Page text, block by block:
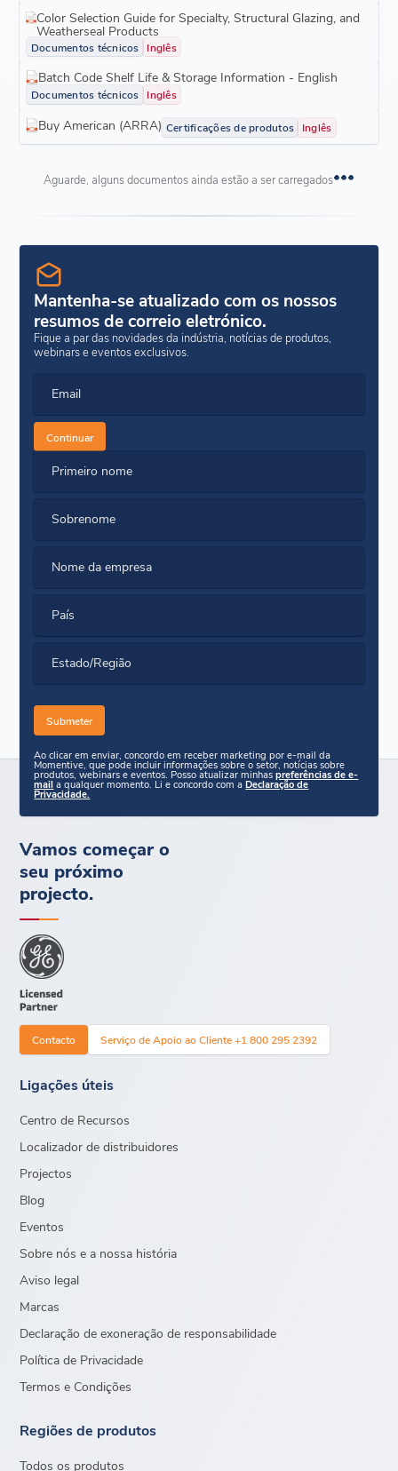
Color Selection Guide for Specialty, Structural Glazing, and
Weatherseal Products
Documentos técnicos Inglês
Batch Code Shelf Life & Storage Information - English
Documentos técnicos Inglês
Buy American (ARRA) Certificações de produtos Inglês
Aguarde, alguns documentos ainda estão a ser carregados
Mantenha-se atualizado com os nossos
resumos de correio eletrónico.
Fique a par das novidades da indústria, notícias de produtos,
webinars e eventos exclusivos.
Email
Continuar
Primeiro nome
Sobrenome
Nome da empresa
País
Estado/Região
Ao clicar em enviar, concordo em receber marketing por e-mail da
Momentive, que pode incluir informações sobre o setor, notícias sobre
produtos, webinars e eventos. Posso atualizar minhaspreferências de e-
mail a qualquer momento. Li e concordo com aDeclaração de
Privacidade.
Vamos começar o
seu próximo
projecto.
Contacto Serviço de Apoio ao Cliente +1 800 295 2392
Ligações úteis
Centro de Recursos
Localizador de distribuidores
Projectos
Blog
Eventos
Sobre nós e a nossa história
Aviso legal
Marcas
Declaração de exoneração de responsabilidade
Política de Privacidade
Termos e Condições
Regiões de produtos
Todos os produtos